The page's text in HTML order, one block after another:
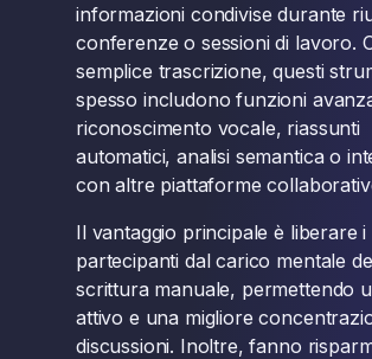
informazioni condivise durante
conferenze o sessioni di lavoro.
semplice trascrizione, questi
spesso includono funzioni
riconoscimento vocale, riassunti
automatici, analisi semantica o
con altre piattaforme
Il vantaggio principale è liberare i
partecipanti dal carico mentale
scrittura manuale, permettendo
attivo e una migliore
discussioni. Inoltre, fanno